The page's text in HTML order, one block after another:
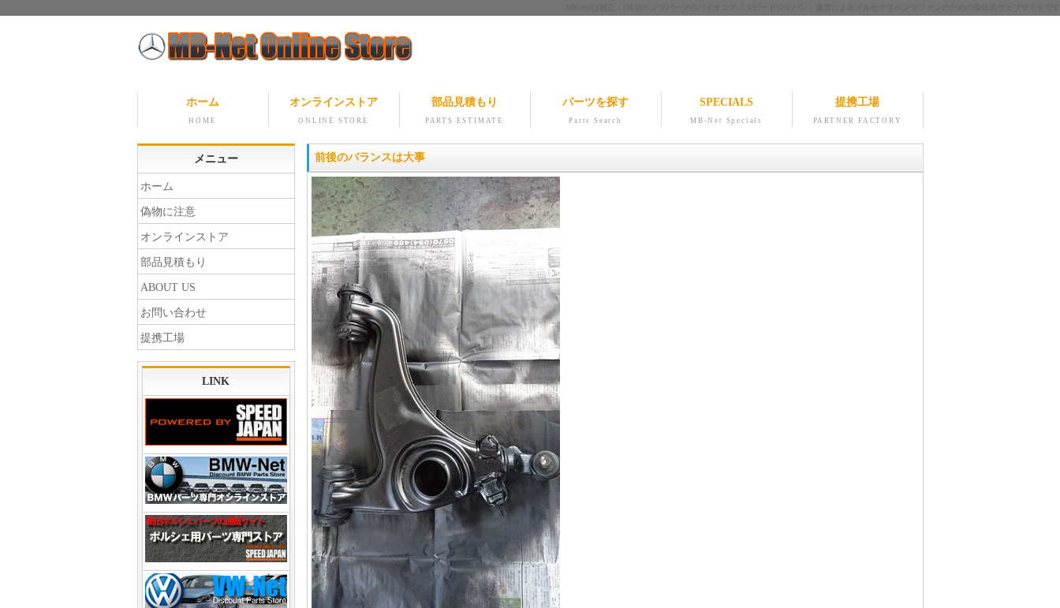
ホーム
HOME
オンラインストア
ONLINE STORE
部品見積もり
PARTS ESTIMATE
パーツを探す
Parts Search
SPECIALS
MB-Net Specials
提携工場
PARTNER FACTORY
前後のバランスは大事
メニュー
ホーム
偽物に注意
オンラインストア
部品見積もり
ABOUT US
お問い合わせ
提携工場
LINK